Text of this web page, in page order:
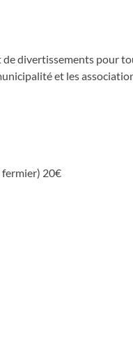
de divertissements pour
et les
fermier) 20€